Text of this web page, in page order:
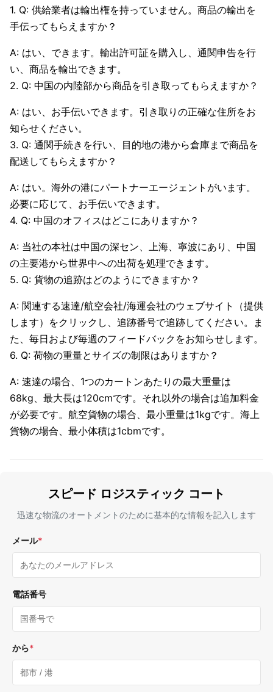
1. Q: 供給業者は輸出権を持っていません。商品の輸出を
手伝ってもらえますか？
A: はい、できます。輸出許可証を購入し、通関申告を行
い、商品を輸出できます。
2. Q: 中国の内陸部から商品を引き取ってもらえますか？
A: はい、お手伝いできます。引き取りの正確な住所をお
知らせください。
3. Q: 通関手続きを行い、目的地の港から倉庫まで商品を
配送してもらえますか？
A: はい。海外の港にパートナーエージェントがいます。
必要に応じて、お手伝いできます。
4. Q: 中国のオフィスはどこにありますか？
A: 当社の本社は中国の深セン、上海、寧波にあり、中国
の主要港から世界中への出荷を処理できます。
5. Q: 貨物の追跡はどのようにできますか？
A: 関連する速達/航空会社/海運会社のウェブサイト（提供
します）をクリックし、追跡番号で追跡してください。ま
た、毎日および毎週のフィードバックをお知らせします。
6. Q: 荷物の重量とサイズの制限はありますか？
A: 速達の場合、1つのカートンあたりの最大重量は
68kg、最大長は120cmです。それ以外の場合は追加料金
が必要です。航空貨物の場合、最小重量は1kgです。海上
貨物の場合、最小体積は1cbmです。
スピード ロジスティック コート
迅速な物流のオートメントのために基本的な情報を記入します
メール*
電話番号
から*